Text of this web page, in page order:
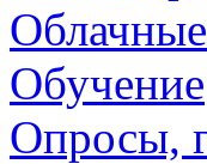
Обучение
Опросы,